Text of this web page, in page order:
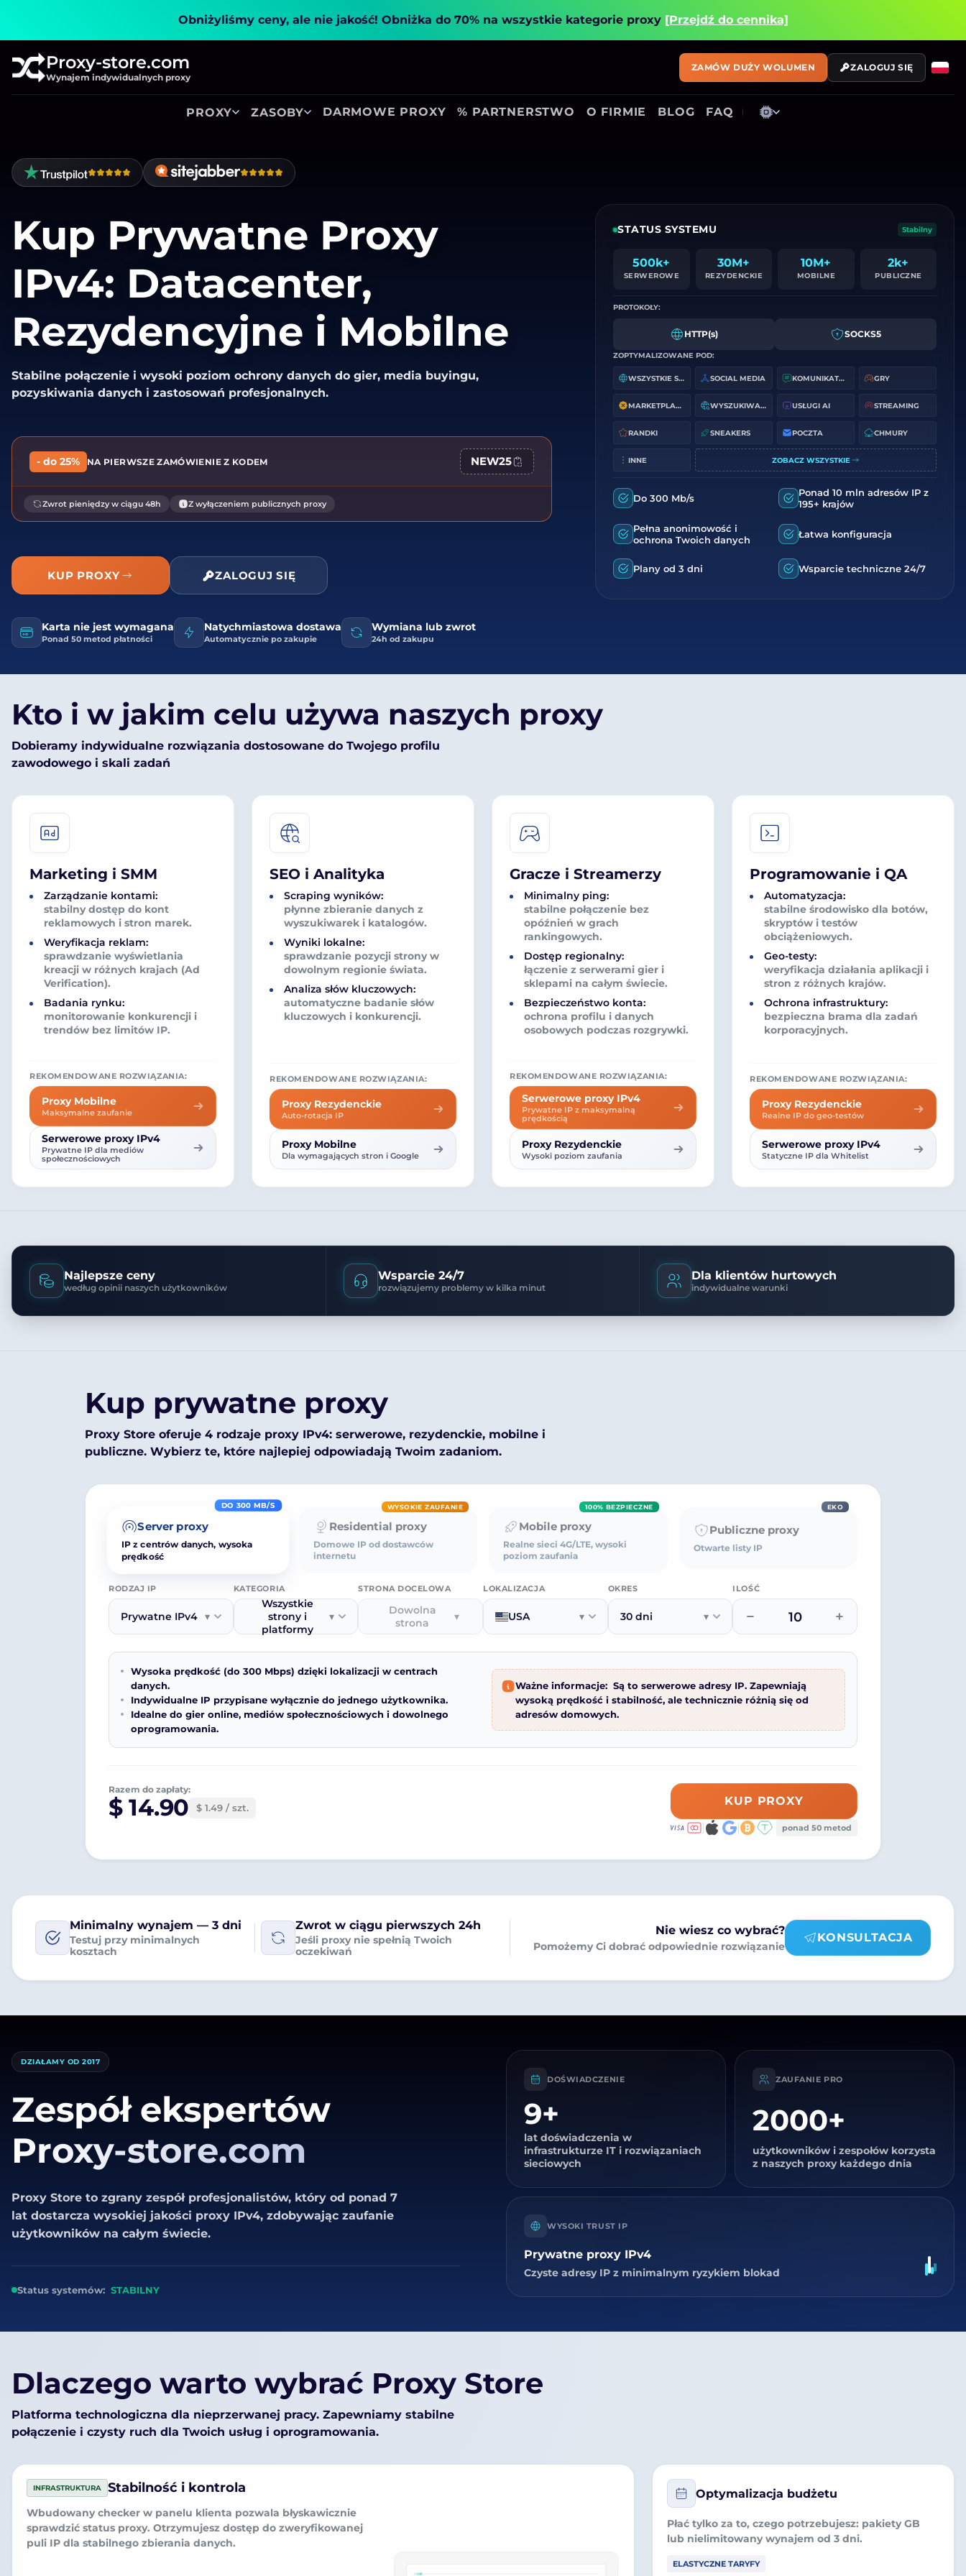
Obniżyliśmy ceny, ale nie jakość! Obniżka do 70% na wszystkie kategorie proxy [Przejdź do cennika]
Proxy-store.com
Wynajem indywidualnych proxy
PROXY ZASOBY DARMOWE PROXY % PARTNERSTWO O FIRMIE BLOG FAQ
ZAMÓW DUŻY WOLUMEN ZALOGUJ SIĘ
Kup Prywatne Proxy
IPv4: Datacenter,
Rezydencyjne i Mobilne
Stabilne połączenie i wysoki poziom ochrony danych do gier, media buyingu,
pozyskiwania danych i zastosowań profesjonalnych.
- do 25% NA PIERWSZE ZAMÓWIENIE Z KODEM NEW25
Zwrot pieniędzy w ciągu 48h Z wyłączeniem publicznych proxy
KUP PROXY ZALOGUJ SIĘ
Karta nie jest wymagana
Ponad 50 metod płatności
Natychmiastowa dostawa
Automatycznie po zakupie
Wymiana lub zwrot
24h od zakupu
STATUS SYSTEMU Stabilny
500k+
SERWEROWE
30M+
REZYDENCKIE
10M+
MOBILNE
2k+
PUBLICZNE
PROTOKOŁY:
HTTP(s) SOCKS5
ZOPTYMALIZOWANE POD:
WSZYSTKIE STRONY SOCIAL MEDIA KOMUNIKATORY GRY
MARKETPLACES WYSZUKIWARKI USŁUGI AI STREAMING
RANDKI SNEAKERS POCZTA CHMURY
INNE ZOBACZ WSZYSTKIE
Do 300 Mb/s
Ponad 10 mln adresów IP z
195+ krajów
Pełna anonimowość i
ochrona Twoich danych
Łatwa konfiguracja
Plany od 3 dni Wsparcie techniczne 24/7
Kto i w jakim celu używa naszych proxy
Dobieramy indywidualne rozwiązania dostosowane do Twojego profilu
zawodowego i skali zadań
Marketing i SMM
Zarządzanie kontami:
stabilny dostęp do kont
reklamowych i stron marek.
Weryfikacja reklam:
sprawdzanie wyświetlania
kreacji w różnych krajach (Ad
Verification).
Badania rynku:
monitorowanie konkurencji i
trendów bez limitów IP.
REKOMENDOWANE ROZWIĄZANIA:
Proxy Mobilne
Maksymalne zaufanie
Serwerowe proxy IPv4
Prywatne IP dla mediów
społecznościowych
SEO i Analityka
Scraping wyników:
płynne zbieranie danych z
wyszukiwarek i katalogów.
Wyniki lokalne:
sprawdzanie pozycji strony w
dowolnym regionie świata.
Analiza słów kluczowych:
automatyczne badanie słów
kluczowych i konkurencji.
REKOMENDOWANE ROZWIĄZANIA:
Proxy Rezydenckie
Auto-rotacja IP
Proxy Mobilne
Dla wymagających stron i Google
Gracze i Streamerzy
Minimalny ping:
stabilne połączenie bez
opóźnień w grach
rankingowych.
Dostęp regionalny:
łączenie z serwerami gier i
sklepami na całym świecie.
Bezpieczeństwo konta:
ochrona profilu i danych
osobowych podczas rozgrywki.
REKOMENDOWANE ROZWIĄZANIA:
Serwerowe proxy IPv4
Prywatne IP z maksymalną
prędkością
Proxy Rezydenckie
Wysoki poziom zaufania
Programowanie i QA
Automatyzacja:
stabilne środowisko dla botów,
skryptów i testów
obciążeniowych.
Geo-testy:
weryfikacja działania aplikacji i
stron z różnych krajów.
Ochrona infrastruktury:
bezpieczna brama dla zadań
korporacyjnych.
REKOMENDOWANE ROZWIĄZANIA:
Proxy Rezydenckie
Realne IP do geo-testów
Serwerowe proxy IPv4
Statyczne IP dla Whitelist
Najlepsze ceny
według opinii naszych użytkowników
Wsparcie 24/7
rozwiązujemy problemy w kilka minut
Dla klientów hurtowych
indywidualne warunki
Kup prywatne proxy
Proxy Store oferuje 4 rodzaje proxy IPv4: serwerowe, rezydenckie, mobilne i
publiczne. Wybierz te, które najlepiej odpowiadają Twoim zadaniom.
DO 300 MB/S
Server proxy
IP z centrów danych, wysoka
prędkość
WYSOKIE ZAUFANIE
Residential proxy
Domowe IP od dostawców
internetu
100% BEZPIECZNE
Mobile proxy
Realne sieci 4G/LTE, wysoki
poziom zaufania
EKO
Publiczne proxy
Otwarte listy IP
RODZAJ IP
Prywatne IPv4 ▾
KATEGORIA
Wszystkie
strony i
platformy
▾
STRONA DOCELOWA
Dowolna
strona
▾
LOKALIZACJA
USA ▾
OKRES
30 dni ▾
ILOŚĆ
− +
Wysoka prędkość (do 300 Mbps) dzięki lokalizacji w centrach
danych.
Indywidualne IP przypisane wyłącznie do jednego użytkownika.
Idealne do gier online, mediów społecznościowych i dowolnego
oprogramowania.
Ważne informacje: Są to serwerowe adresy IP. Zapewniają
wysoką prędkość i stabilność, ale technicznie różnią się od
adresów domowych.
Razem do zapłaty:
$ 14.90 $ 1.49 / szt. KUP PROXY
ponad 50 metod
Minimalny wynajem — 3 dni
Testuj przy minimalnych
kosztach
Zwrot w ciągu pierwszych 24h
Jeśli proxy nie spełnią Twoich
oczekiwań
Nie wiesz co wybrać?
Pomożemy Ci dobrać odpowiednie rozwiązanie
KONSULTACJA
DZIAŁAMY OD 2017
Zespół ekspertów
Proxy-store.com
Proxy Store to zgrany zespół profesjonalistów, który od ponad 7
lat dostarcza wysokiej jakości proxy IPv4, zdobywając zaufanie
użytkowników na całym świecie.
Status systemów: STABILNY
DOŚWIADCZENIE
9+
lat doświadczenia w
infrastrukturze IT i rozwiązaniach
sieciowych
ZAUFANIE PRO
2000+
użytkowników i zespołów korzysta
z naszych proxy każdego dnia
WYSOKI TRUST IP
Prywatne proxy IPv4
Czyste adresy IP z minimalnym ryzykiem blokad
Dlaczego warto wybrać Proxy Store
Platforma technologiczna dla nieprzerwanej pracy. Zapewniamy stabilne
połączenie i czysty ruch dla Twoich usług i oprogramowania.
INFRASTRUKTURA Stabilność i kontrola
Wbudowany checker w panelu klienta pozwala błyskawicznie
sprawdzić status proxy. Otrzymujesz dostęp do zweryfikowanej
puli IP dla stabilnego zbierania danych.
Optymalizacja budżetu
Płać tylko za to, czego potrzebujesz: pakiety GB
lub nielimitowany wynajem od 3 dni.
ELASTYCZNE TARYFY